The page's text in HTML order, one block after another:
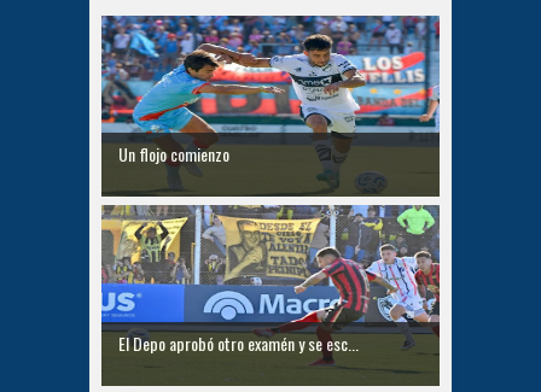
Un flojo comienzo
El Depo aprobó otro examén y se esc...